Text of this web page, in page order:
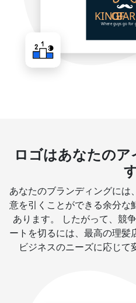
ロゴはあなたの
あなたのブランディングには
意を引くことができる余分な
あります。 したがって、競
ートを切るには、最高の理髪
ビジネスのニーズに応じて